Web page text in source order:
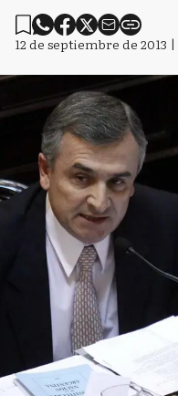
12 de septiembre de 2013 |